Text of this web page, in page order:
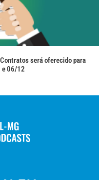
será oferecido para
e 06/12